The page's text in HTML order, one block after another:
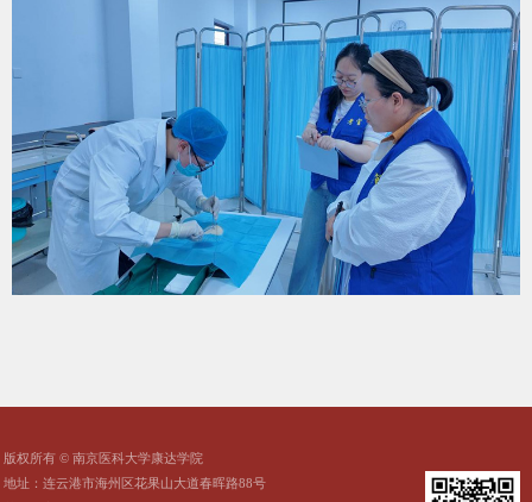
版权所有 © 南京医科大学康达学院
地址：连云港市海州区花果山大道春晖路88号